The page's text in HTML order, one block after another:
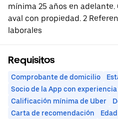
mínima 25 años en
aval con propiedad. 2
laborales
Requisitos
Comprobante de domicilio
Socio de la App con
Calificación mínima de Uber
Carta de recomendación